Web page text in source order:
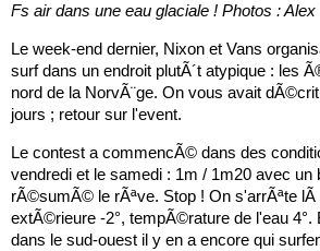
Fs air dans une eau glaciale ! Photos : Alex
Le week-end dernier, Nixon et Vans
surf dans un endroit plutÃ´t atypique : les
nord de la NorvÃ¨ge. On vous avait
jours ; retour sur l'event.
Le contest a commencÃ© dans des
vendredi et le samedi : 1m / 1m20 avec un
rÃ©sumÃ© le rÃªve. Stop ! On s'arrÃªte
extÃ©rieure -2°, tempÃ©rature de l'eau 4°.
dans le sud-ouest il y en a encore qui